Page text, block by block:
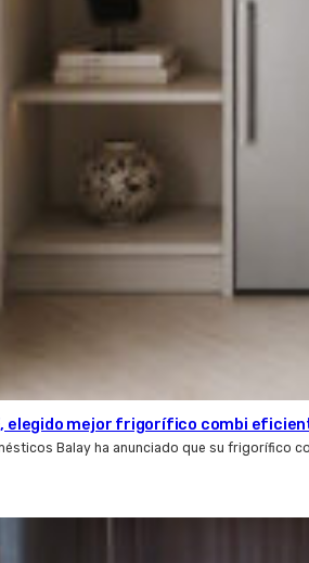
elegido mejor frigorífico combi
Balay ha anunciado que su frigorífico